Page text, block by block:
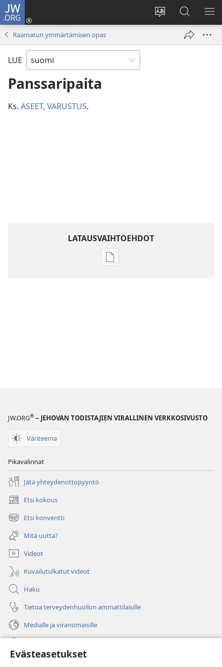
Evästeasetukset
JW.ORG
Vaihda
sivuston
Kirjaudu
(avaa
Hae
JW.ORG-
sivustolta
Raamatun ymmärtämisen opas
LUE
Panssaripaita
Ks. ASEET, VARUSTUS.
LATAUSVAIHTOEHDOT
Julkaisujen
JW.ORG® – JEHOVAN TODISTAJIEN VIRALLINEN VERKKOSIVUSTO
Väriteema
Pikavalinnat
Jätä yhteydenottopyyntö
Etsi kokous
(avaa
uuden
ikkunan)
Etsi konventti
(avaa
uuden
ikkunan)
Mitä uutta?
Videot
Kuvailutulkatut videot
Haku
Tietoa terveydenhuollon ammattilaisille
Medialle ja viranomaisille